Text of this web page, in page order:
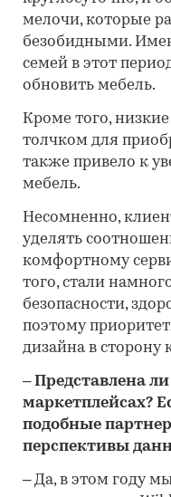
мелочи, которые
безобидными.
семей в этот
обновить мебель.
Кроме того,
толчком для
также привело к
мебель.
Несомненно,
уделять
комфортному
того, стали
безопасности,
поэтому
дизайна в
– Представлена
маркетплейсах?
подобные
перспективы
– Да, в этом году